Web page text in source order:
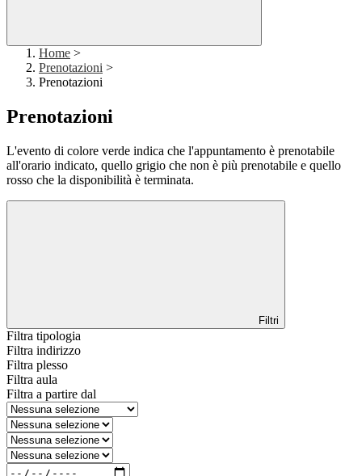
Home >
Prenotazioni >
Prenotazioni
Prenotazioni
L'evento di colore verde indica che l'appuntamento è prenotabile
all'orario indicato, quello grigio che non è più prenotabile e quello
rosso che la disponibilità è terminata.
Filtri
Filtra tipologia
Filtra indirizzo
Filtra plesso
Filtra aula
Filtra a partire dal